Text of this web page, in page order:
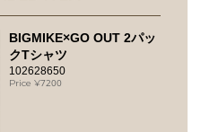
BIGMIKE×GO OUT 2パッ
クTシャツ
102628650
7200